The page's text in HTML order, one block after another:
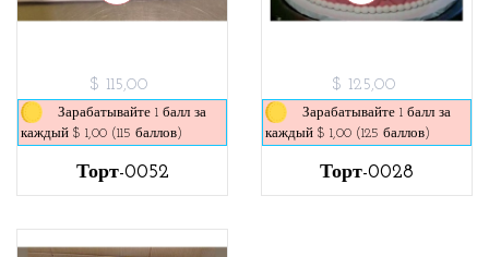
$ 115,00
Зарабатывайте 1 балл за
каждый $ 1,00 (115 баллов)
Торт-0052
$ 125,00
Зарабатывайте 1 балл за
каждый $ 1,00 (125 баллов)
Торт-0028